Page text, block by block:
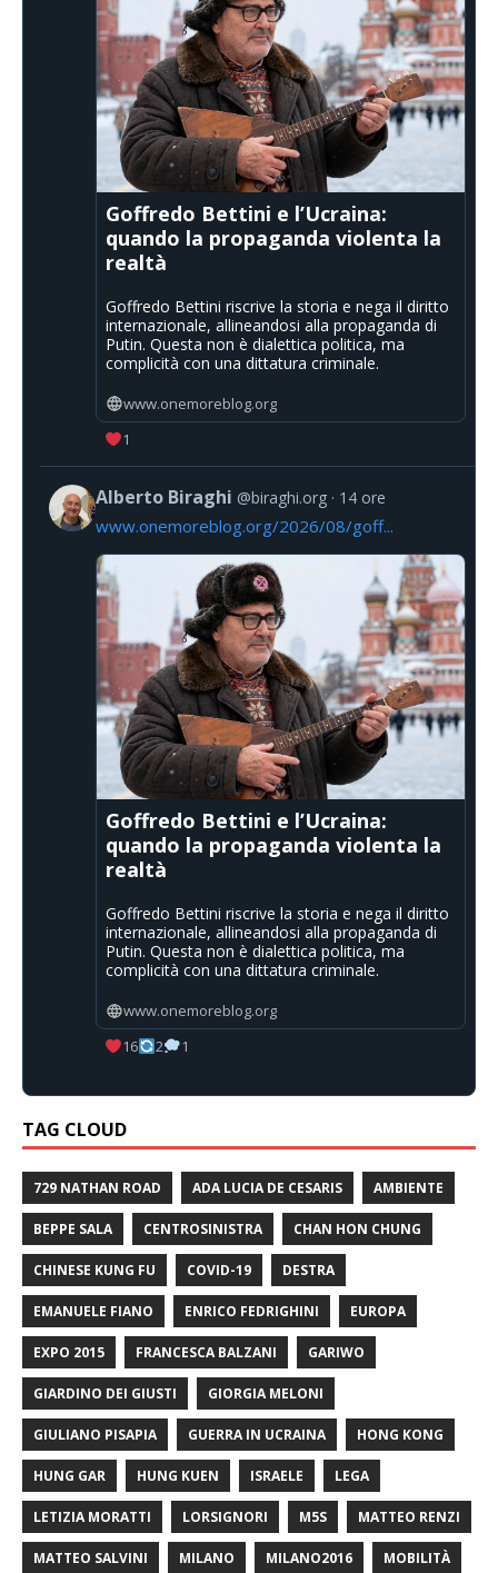
Goffredo Bettini e l’Ucraina:
quando la propaganda violenta la
realtà
Goffredo Bettini riscrive la storia e nega il diritto
internazionale, allineandosi alla propaganda di
Putin. Questa non è dialettica politica, ma
complicità con una dittatura criminale.
www.onemoreblog.org
1
Alberto Biraghi @biraghi.org 14 ore
www.onemoreblog.org/2026/08/goff...
Goffredo Bettini e l’Ucraina:
quando la propaganda violenta la
realtà
Goffredo Bettini riscrive la storia e nega il diritto
internazionale, allineandosi alla propaganda di
Putin. Questa non è dialettica politica, ma
complicità con una dittatura criminale.
www.onemoreblog.org
16
2 1
TAG CLOUD
729 NATHAN ROAD ADA LUCIA DE CESARIS AMBIENTE
BEPPE SALA CENTROSINISTRA CHAN HON CHUNG
CHINESE KUNG FU COVID-19 DESTRA
EMANUELE FIANO ENRICO FEDRIGHINI EUROPA
EXPO 2015 FRANCESCA BALZANI GARIWO
GIARDINO DEI GIUSTI GIORGIA MELONI
GIULIANO PISAPIA GUERRA IN UCRAINA HONG KONG
HUNG GAR HUNG KUEN ISRAELE LEGA
LETIZIA MORATTI LORSIGNORI M5S MATTEO RENZI
MATTEO SALVINI MILANO MILANO2016 MOBILITÀ